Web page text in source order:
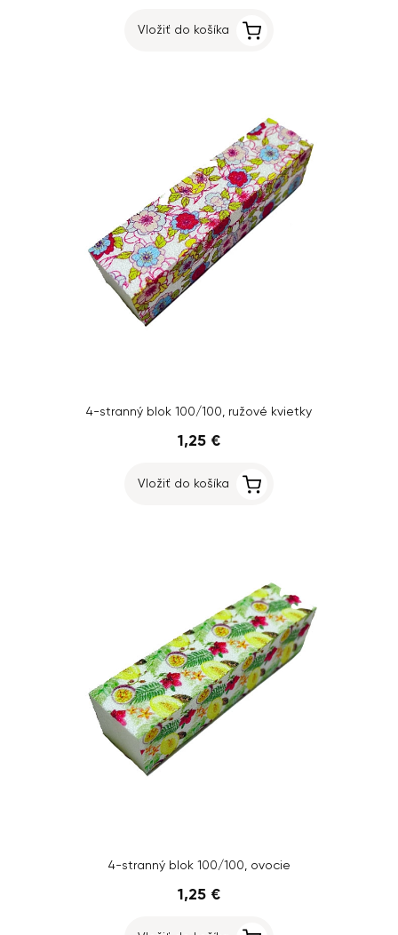
Vložiť do košíka
4-stranný blok 100/100, ružové kvietky
1,25 €
Vložiť do košíka
4-stranný blok 100/100, ovocie
1,25 €